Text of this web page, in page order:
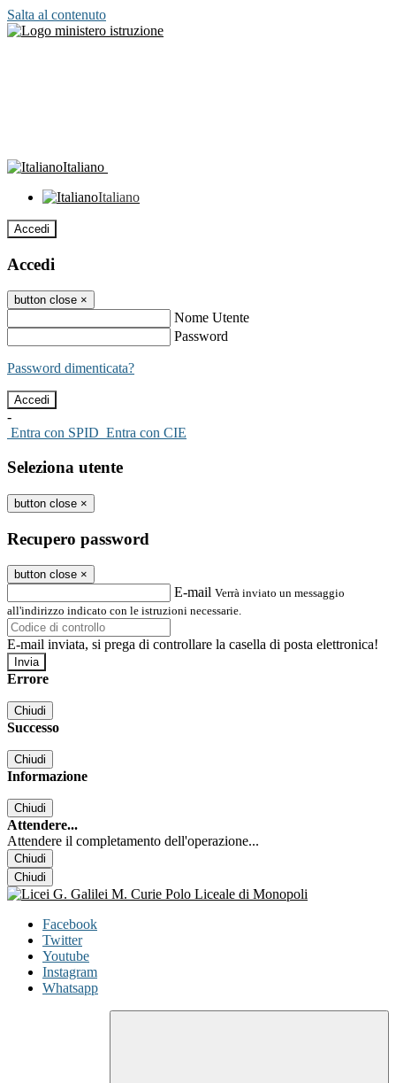
Salta al contenuto
Italiano
Italiano
Accedi
Accedi
button close ×
Nome Utente
Password
Password dimenticata?
-
Entra con SPID Entra con CIE
Seleziona utente
button close ×
Recupero password
button close ×
E-mail Verrà inviato un messaggio
all'indirizzo indicato con le istruzioni necessarie.
E-mail inviata, si prega di controllare la casella di posta elettronica!
Errore
Chiudi
Successo
Chiudi
Informazione
Chiudi
Attendere...
Attendere il completamento dell'operazione...
Chiudi
Chiudi
Facebook
Twitter
Youtube
Instagram
Whatsapp